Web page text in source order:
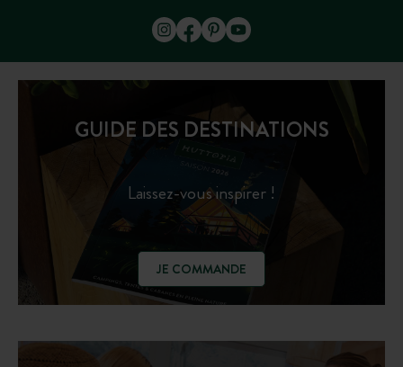
GUIDE DES DESTINATIONS
Laissez-vous inspirer !
JE COMMANDE